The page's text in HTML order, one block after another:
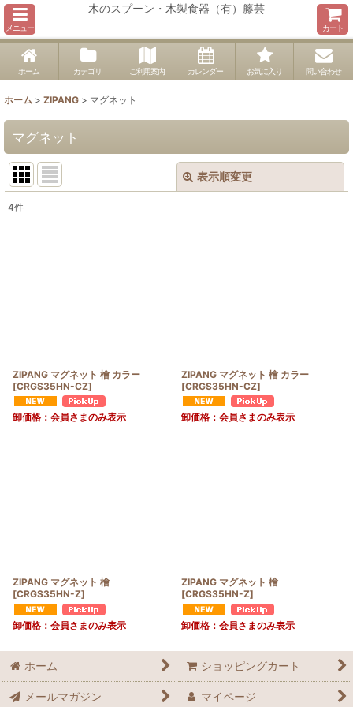
メニュー
木のスプーン・木製食器（有）籐芸
カート
ホーム カテゴリ ご利用案内 カレンダー お気に入り 問い合わせ
ホーム > ZIPANG > マグネット
マグネット
表示順変更
4件
ZIPANG マグネット 檜 カラー
[CRGS35HN-CZ]
卸価格：会員さまのみ表示
ZIPANG マグネット 檜 カラー
[CRGS35HN-CZ]
卸価格：会員さまのみ表示
ZIPANG マグネット 檜
[CRGS35HN-Z]
卸価格：会員さまのみ表示
ZIPANG マグネット 檜
[CRGS35HN-Z]
卸価格：会員さまのみ表示
ホーム ショッピングカート
メールマガジン マイページ